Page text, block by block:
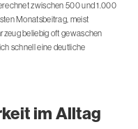
zwischen 500 und 1.000
Monatsbeitrag, meist
beliebig oft gewaschen
schnell eine deutliche
im Alltag